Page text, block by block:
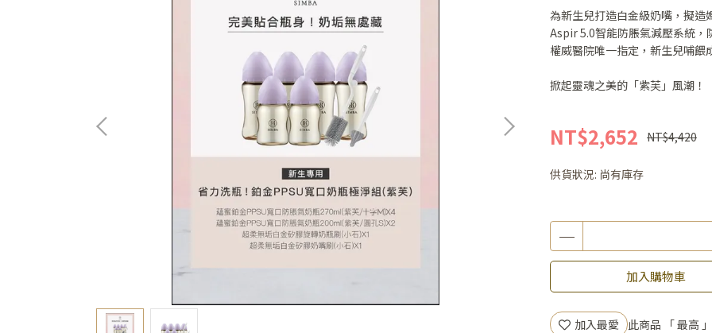
為新生兒打造白金級奶嘴，擬造
Aspir 5.0智能防脹氣減壓系統，
權威醫院唯一指定，新生兒哺餵
掀起靈魂之美的「紫芙」風潮！
NT$2,652 NT$4,420
供貨狀況: 尚有庫存
加入購物車
加入最愛 此商品 「 最高